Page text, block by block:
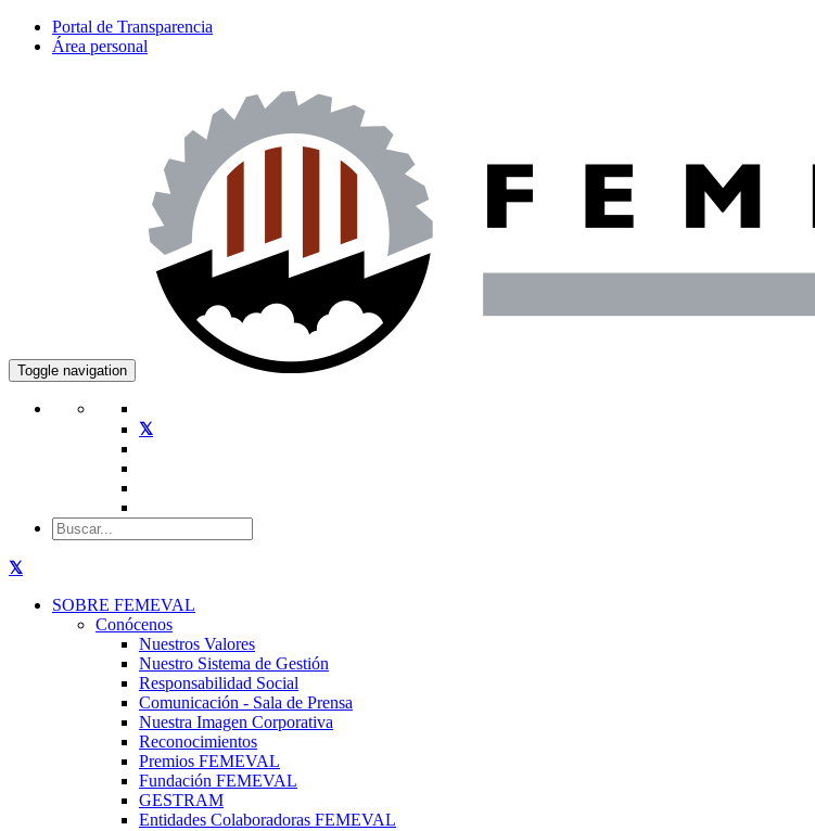
Portal de Transparencia
Área personal
Toggle navigation
SOBRE FEMEVAL
Conócenos
Nuestros Valores
Nuestro Sistema de Gestión
Responsabilidad Social
Comunicación - Sala de Prensa
Nuestra Imagen Corporativa
Reconocimientos
Premios FEMEVAL
Fundación FEMEVAL
GESTRAM
Entidades Colaboradoras FEMEVAL